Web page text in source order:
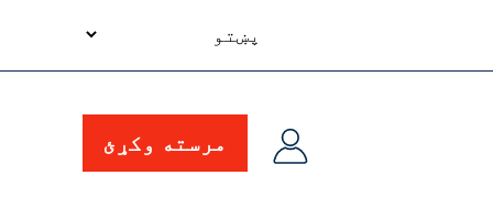
language
مرسته وکړئ